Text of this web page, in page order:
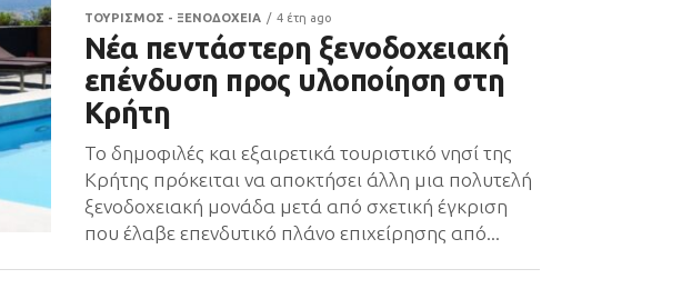
ΤΟΥΡΙΣΜΟΣ - ΞΕΝΟΔΟΧΕΙΑ 4 έτη ago
Νέα πεντάστερη ξενοδοχειακή
επένδυση προς υλοποίηση στη
Κρήτη
Το δημοφιλές και εξαιρετικά τουριστικό νησί της
Κρήτης πρόκειται να αποκτήσει άλλη μια πολυτελή
ξενοδοχειακή μονάδα μετά από σχετική έγκριση
που έλαβε επενδυτικό πλάνο επιχείρησης από...